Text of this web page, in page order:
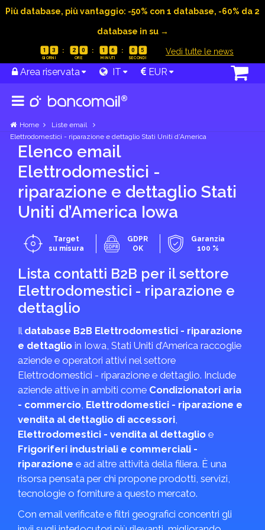
Più database, più vantaggio: -50% con 1 database, -60% da 2
database in su →
1 3 2 0 1 6 0 4 Vedi tutte le news
Area riservata IT EUR
Home
Liste email
Elettrodomestici - riparazione e dettaglio Stati Uniti d’America
Elenco email
Elettrodomestici -
riparazione e dettaglio Stati
Uniti d’America Iowa
Target
su misura
GDPR
OK
Garanzia
100 %
Lista contatti B2B per il settore
Elettrodomestici - riparazione e
dettaglio
Il database B2B Elettrodomestici - riparazione
e dettaglio in Iowa, Stati Uniti d’America raccoglie
aziende e operatori attivi nel settore
Elettrodomestici - riparazione e dettaglio. Include
aziende attive in ambiti come Condizionatori aria
- commercio, Elettrodomestici - riparazione e
vendita al dettaglio di accessori,
Elettrodomestici - vendita al dettaglio e
Frigoriferi industriali e commerciali -
riparazione e ad altre attività della filiera. È una
risorsa pensata per chi propone prodotti, servizi,
tecnologie o forniture a questo mercato.
Con email verificate e filtri geografici concentri gli